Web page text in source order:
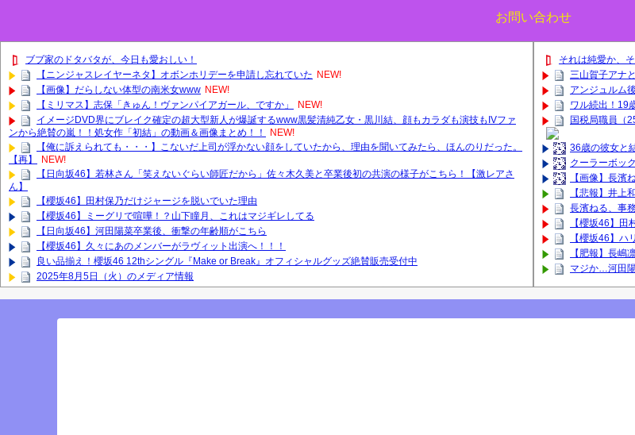
お問い合わせ
ブブ家のドタバタが、今日も愛おしい！
【ニンジャスレイヤーネタ】オボンホリデーを申請し忘れていた NEW!
【画像】だらしない体型の南米女www NEW!
【ミリマス】志保「きゅん！ヴァンパイアガール、ですか」
NEW!
イメージDVD界にブレイク確定の超大型新人が爆誕するwww黒髪清純乙女・黒川結、顔もカラダも演技もIVファ
ンから絶賛の嵐！！処女作「初結」の動画＆画像まとめ！！
NEW!
【俺に訴えられても・・・】こないだ上司が浮かない顔をしていたから、理由を聞いてみたら、ほんのりだった。
【再】
NEW!
【日向坂46】若林さん「笑えないぐらい師匠だから」佐々木久美と卒業後初の共演の様子がこちら！【激レアさ
ん】
【櫻坂46】田村保乃だけジャージを脱いでいた理由
【櫻坂46】ミーグリで喧嘩！？山下瞳月、これはマジギレしてる
【日向坂46】河田陽菜卒業後、衝撃の年齢順がこちら
【櫻坂46】久々にあのメンバーがラヴィット出演へ！！！
良い品揃え！櫻坂46 12thシングル『Make or Break』オフィシャルグッズ絶賛販売受付中
2025年8月5日（火）のメディア情報
との2ショット！【乃木坂46】
それは純愛か、
三山賀子アナ
アンジュルム
ワル続出！19
国税局職員（
36歳の彼女と
クーラーボッ
【画像】長濱
【悲報】井上
長濱ねる、事
【櫻坂46】田
【櫻坂46】ハ
【肥報】長嶋
マジか…河田